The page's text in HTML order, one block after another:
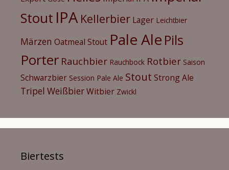
Stout IPA Kellerbier Lager Leichtbier
Märzen Oatmeal Stout Pale Ale Pils
Porter Rauchbier Rauchbock Rotbier Saison
Schwarzbier Session Pale Ale Stout Strong Ale
Tripel WeißbierWitbier Zwickl
Biertests